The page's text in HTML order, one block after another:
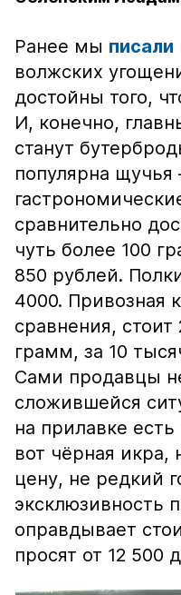
Ранее мы писали
волжских
достойны того,
И, конечно,
станут
популярна щучья
сравнительно
чуть более 100
850 рублей.
4000. Привозная
сравнения,
грамм, за 10
Сами продавцы
сложившейся
на прилавке
вот чёрная икра,
цену, не редкий
эксклюзивность
оправдывает
просят от 12 500